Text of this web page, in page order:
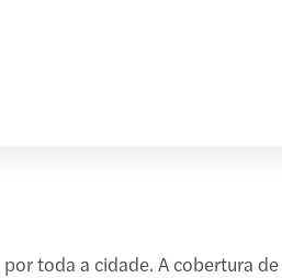
toda a cidade. A cobertura